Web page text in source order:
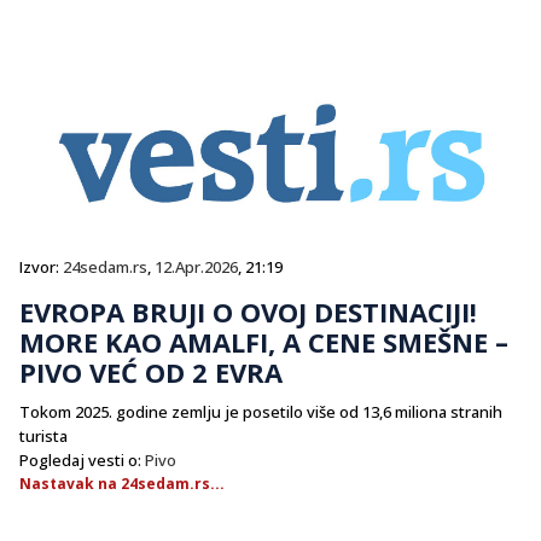
Izvor: 24sedam.rs, 12.Apr.2026, 21:19
EVROPA BRUJI O OVOJ DESTINACIJI!
MORE KAO AMALFI, A CENE SMEŠNE –
PIVO VEĆ OD 2 EVRA
Tokom 2025. godine zemlju je posetilo više od 13,6 miliona stranih
turista
Pogledaj vesti o: Pivo
Nastavak na 24sedam.rs...